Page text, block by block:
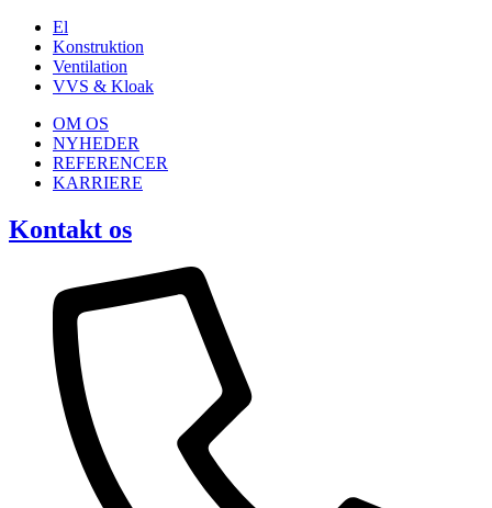
El
Konstruktion
Ventilation
VVS & Kloak
OM OS
NYHEDER
REFERENCER
KARRIERE
Kontakt os